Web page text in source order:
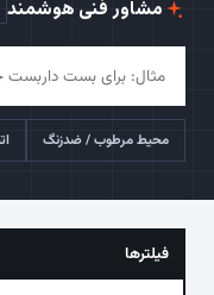
مشاور فنی هوشمند
محیط مرطوب / ضدزنگ
فیلترها